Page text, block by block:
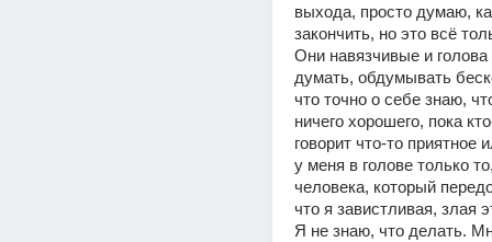
выхода, просто думаю,
закончить, но это всё
Они навязчивые и голова
думать, обдумывать
что точно о себе знаю,
ничего хорошего, пока
говорит что-то приятное
у меня в голове только
человека, который
что я завистливая, злая
Я не знаю, что делать.